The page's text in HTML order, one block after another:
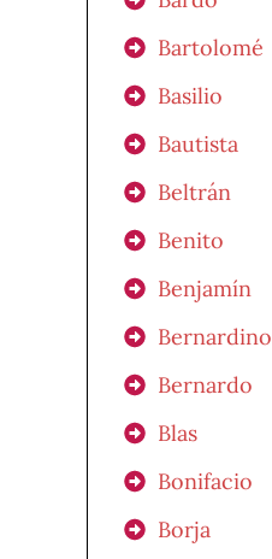
Bartolomé
Basilio
Bautista
Beltrán
Benito
Benjamín
Bernardino
Bernardo
Blas
Bonifacio
Borja